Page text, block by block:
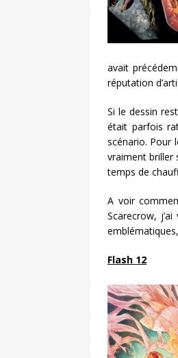
avait
réputation
Si le dessin
était parfois
scénario. Pour
vraiment briller
temps de
A voir
Scarecrow,
Flash 12